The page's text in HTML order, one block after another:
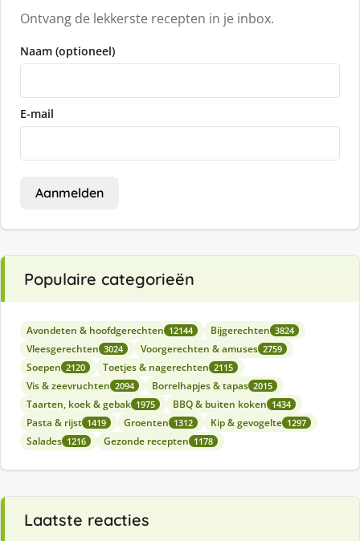
Ontvang de lekkerste recepten in je inbox.
Naam (optioneel)
E-mail
Aanmelden
Populaire categorieën
Avondeten & hoofdgerechten 12144 Bijgerechten 3824
Vleesgerechten 3024 Voorgerechten & amuses 2759
Soepen 2120 Toetjes & nagerechten 2115
Vis & zeevruchten 2094 Borrelhapjes & tapas 2015
Taarten, koek & gebak 1975 BBQ & buiten koken 1434
Pasta & rijst 1419 Groenten 1312 Kip & gevogelte 1297
Salades 1216 Gezonde recepten 1178
Laatste reacties